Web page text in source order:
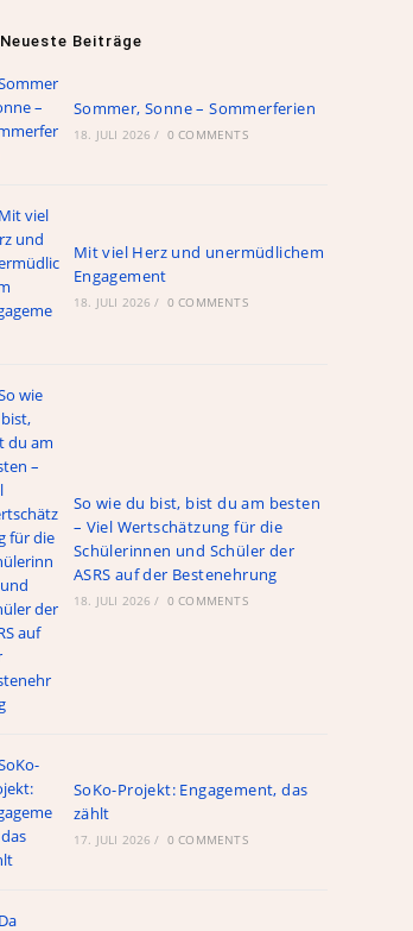
Neueste Beiträge
Sommer, Sonne – Sommerferien
18. JULI 2026 / 0 COMMENTS
Mit viel Herz und unermüdlichem
Engagement
18. JULI 2026 / 0 COMMENTS
So wie du bist, bist du am besten
– Viel Wertschätzung für die
Schülerinnen und Schüler der
ASRS auf der Bestenehrung
18. JULI 2026 / 0 COMMENTS
SoKo-Projekt: Engagement, das
zählt
17. JULI 2026 / 0 COMMENTS